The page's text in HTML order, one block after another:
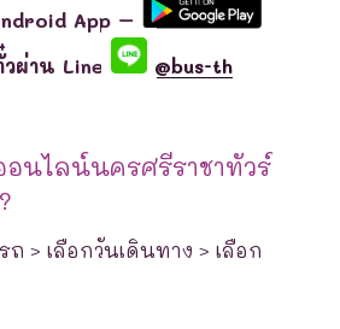
App –
ผ่าน Line
@bus-th
นไลน์นครศรีราชาทัวร์
> เลือกวันเดินทาง > เลือก